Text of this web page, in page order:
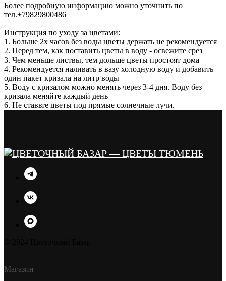
Более подробную информацию можно уточнить по
тел.+79829800486
Инструкция по уходу за цветами:
1. Больше 2х часов без воды цветы держать не рекомендуется
2. Перед тем, как поставить цветы в воду - освежите срез
3. Чем меньше листвы, тем дольше цветы простоят дома
4. Рекомендуется наливать в вазу холодную воду и добавить
один пакет кризала на литр воды
5. Воду с кризалом можно менять через 3-4 дня. Воду без
кризала меняйте каждый день
6. Не ставьте цветы под прямые солнечные лучи.
Магазин